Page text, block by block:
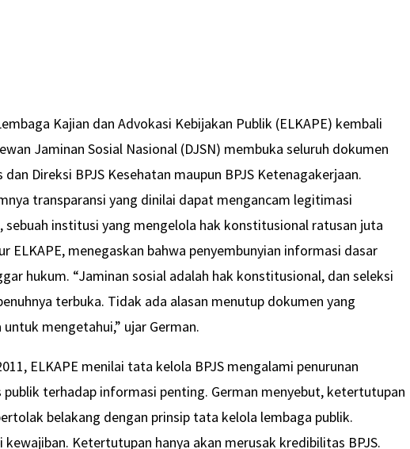
Kajian dan Advokasi Kebijakan Publik (ELKAPE) kembali
Jaminan Sosial Nasional (DJSN) membuka seluruh dokumen
Direksi BPJS Kesehatan maupun BPJS Ketenagakerjaan.
transparansi yang dinilai dapat mengancam legitimasi
sebuah institusi yang mengelola hak konstitusional ratusan juta
ELKAPE, menegaskan bahwa penyembunyian informasi dasar
hukum. “Jaminan sosial adalah hak konstitusional, dan seleksi
terbuka. Tidak ada alasan menutup dokumen yang
mengetahui,” ujar German.
ELKAPE menilai tata kelola BPJS mengalami penurunan
terhadap informasi penting. German menyebut, ketertutupan
belakang dengan prinsip tata kelola lembaga publik.
kewajiban. Ketertutupan hanya akan merusak kredibilitas BPJS.